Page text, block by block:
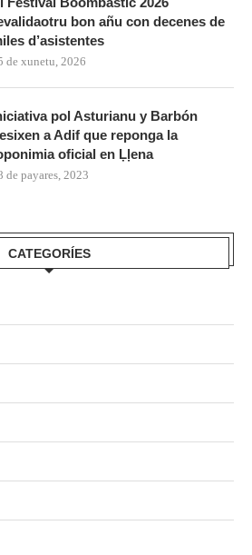
bon añu con decenes de
d’asistentes
de xunetu, 2026
pol Asturianu y Barbón
a Adif que reponga la
oficial en Ḷḷena
de payares, 2023
CATEGORÍES